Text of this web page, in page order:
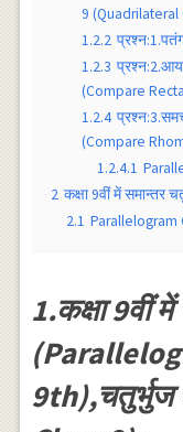
9 (Quadrilateral
1.2.2
1.2.3
(Compare
1.2.4
(Compare
1.2.4.1
2 कक्षा 9वीं में समान्तर
2.1 Parallelogram
1.कक्षा 9वीं
9th),चतुर्भुज